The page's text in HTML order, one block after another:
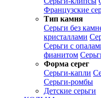
Французские
Тип камня
Серьги без
кристаллами
Серьги с
фианитом
Форма серег
Серьги-капли
Серьги-ромбы
Детские серьги